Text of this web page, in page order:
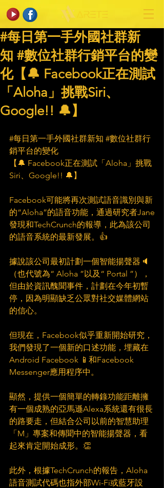
#每日第一手外國社群新
知 #數位社群行銷平台的變
化【🔔 Facebook正在測試
「Aloha」挑戰Siri、
Google!! 🔔】
#每日第一手外國社群新知 #數位社群行
銷平台的變化
【🔔 Facebook正在測試「Aloha」挑戰
Siri、Google!! 🔔】
Facebook可能將再次測試語音識別與新
的“Aloha”的語音功能，通過研究者Jane
發現和TechCrunch的報導，此為該公司
的語音系統的最新發展。👍
據說該公司最初計劃一個智能揚聲器🔈
（也代號為“ Aloha ”以及“ Portal ”），
但由於資訊醜聞事件，計劃在今年初暫
停，因為明顯缺乏公眾對社交媒體網站
的信心。
但現在，Facebook似乎重新開始研究，
我們發現了一個新的口述功能，埋藏在
Android Facebook 📱和Facebook
Messenger應用程序中。
顯然，提供一個簡單的轉錄功能距離擁
有一個成熟的亞馬遜Alexa系統還有很長
的路要走，但結合公司以前的智慧助理
「M」專案和傳聞中的智能揚聲器，看
起來肯定開始成形。👏
此外，根據TechCrunch的報告，Aloha
語音測試代碼也指外部Wi-Fi或藍牙設